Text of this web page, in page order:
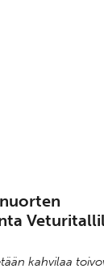
kahvilaa